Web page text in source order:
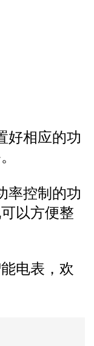
好相应的功
率控制的功
以方便整
电表，欢